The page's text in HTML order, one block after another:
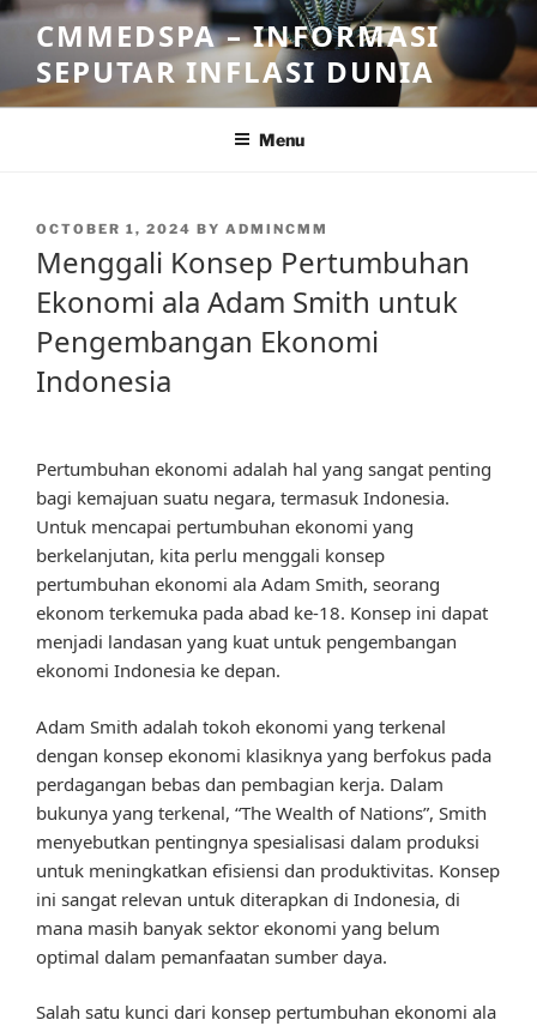
Skip
content
CMMEDSPA – INFORMASI
SEPUTAR INFLASI DUNIA
Menu
POSTED
OCTOBER 1, 2024 BY ADMINCMM
Menggali Konsep Pertumbuhan
Ekonomi ala Adam Smith untuk
Pengembangan Ekonomi
Indonesia
Pertumbuhan ekonomi adalah hal yang sangat penting
bagi kemajuan suatu negara, termasuk Indonesia.
Untuk mencapai pertumbuhan ekonomi yang
berkelanjutan, kita perlu menggali konsep
pertumbuhan ekonomi ala Adam Smith, seorang
ekonom terkemuka pada abad ke-18. Konsep ini dapat
menjadi landasan yang kuat untuk pengembangan
ekonomi Indonesia ke depan.
Adam Smith adalah tokoh ekonomi yang terkenal
dengan konsep ekonomi klasiknya yang berfokus pada
perdagangan bebas dan pembagian kerja. Dalam
bukunya yang terkenal, “The Wealth of Nations”, Smith
menyebutkan pentingnya spesialisasi dalam produksi
untuk meningkatkan efisiensi dan produktivitas. Konsep
ini sangat relevan untuk diterapkan di Indonesia, di
mana masih banyak sektor ekonomi yang belum
optimal dalam pemanfaatan sumber daya.
Salah satu kunci dari konsep pertumbuhan ekonomi ala